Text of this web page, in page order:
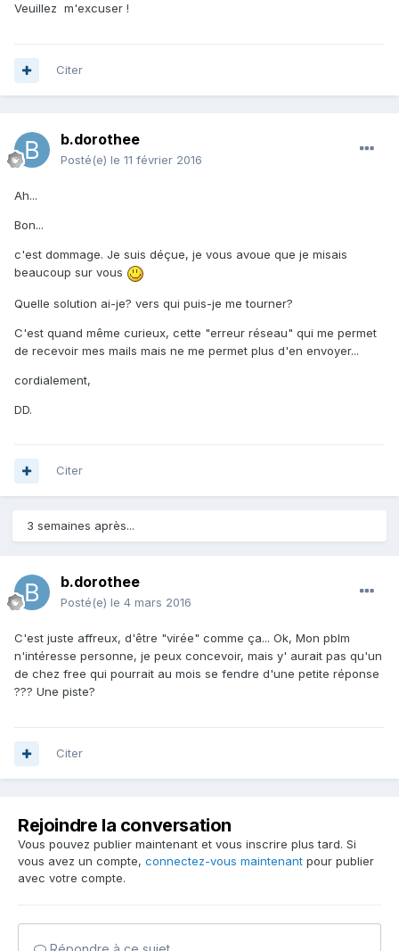
Veuillez m'excuser !
Citer
b.dorothee
Posté(e) le 11 février 2016
Ah...
Bon...
c'est dommage. Je suis déçue, je vous avoue que je misais
beaucoup sur vous
Quelle solution ai-je? vers qui puis-je me tourner?
C'est quand même curieux, cette "erreur réseau" qui me permet
de recevoir mes mails mais ne me permet plus d'en envoyer...
cordialement,
DD.
Citer
3 semaines après...
b.dorothee
Posté(e) le 4 mars 2016
C'est juste affreux, d'être "virée" comme ça... Ok, Mon pblm
n'intéresse personne, je peux concevoir, mais y' aurait pas qu'un
de chez free qui pourrait au mois se fendre d'une petite réponse
??? Une piste?
Citer
Rejoindre la conversation
Vous pouvez publier maintenant et vous inscrire plus tard. Si
vous avez un compte, connectez-vous maintenant pour publier
avec votre compte.